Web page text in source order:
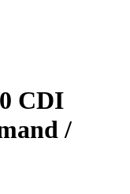
CDI
/